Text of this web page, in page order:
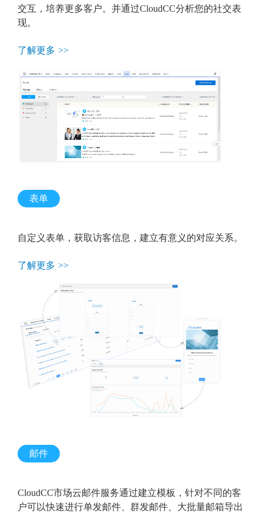
交互，培养更多客户。并通过CloudCC分析您的社交表
现。
了解更多 >>
表单
自定义表单，获取访客信息，建立有意义的对应关系。
了解更多 >>
邮件
CloudCC市场云邮件服务通过建立模板，针对不同的客
户可以快速进行单发邮件、群发邮件、大批量邮箱导出